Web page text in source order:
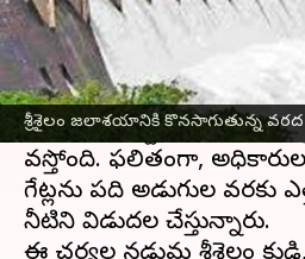
శ్రీశైలం జలాశయానికి కొనసాగుతున్న
ఈ వార్తాకథనం ఏంటి
ఎగువ ప్రవాహ ప్రాంతాల
కొనసాగుతూశ్రీశైలం
జూరాల ప్రాజెక్ట్‌ నుంచీ కూడా
వస్తోంది. ఫలితంగా,
గేట్లను పది అడుగుల వరకు
నీటిని విడుదల చేస్తున్నారు.